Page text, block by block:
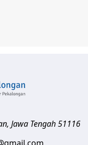
, Jawa Tengah51116